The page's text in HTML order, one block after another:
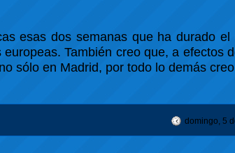
esas dos semanas que ha durado
También creo que, a efectos
sólo en Madrid, por todo lo demás
domingo, 5